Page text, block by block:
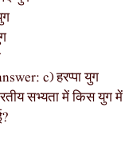
c) हरप्पा युग
सभ्यता में किस युग में